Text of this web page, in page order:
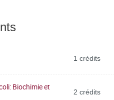
1 crédits
Biochimie et
2 crédits